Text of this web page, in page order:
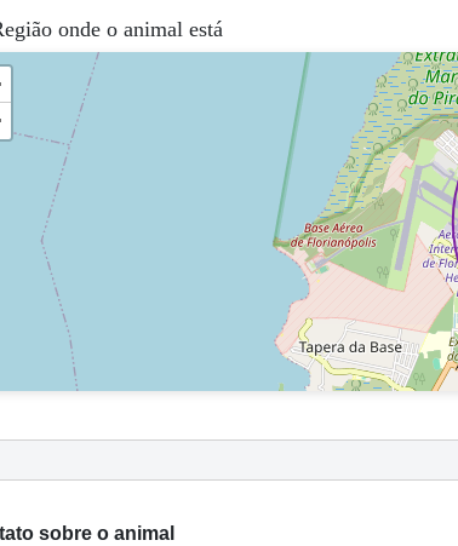
onde o animal está
sobre o animal